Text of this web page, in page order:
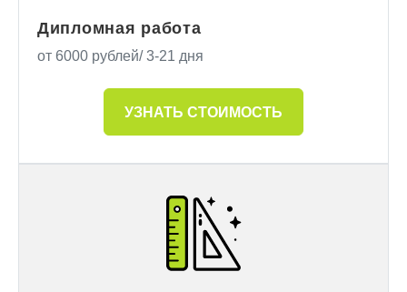
Дипломная работа
от 6000 рублей/ 3-21 дня
УЗНАТЬ СТОИМОСТЬ